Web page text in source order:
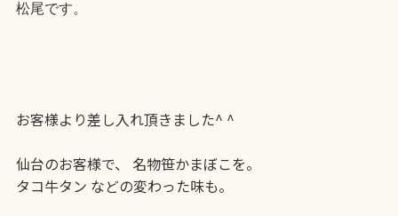
松尾です。
お客様より差し入れ頂きました^ ^
仙台のお客様で、 名物笹かまぼこを。
タコ牛タン などの変わった味も。